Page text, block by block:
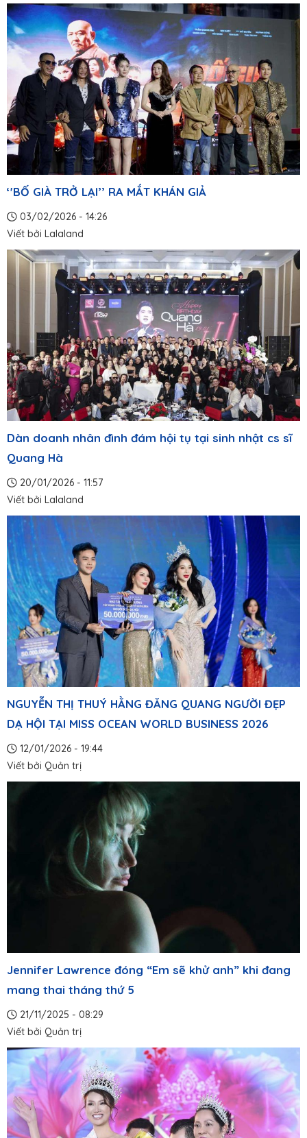
‘'BỐ GIÀ TRỞ LẠI’’ RA MẮT KHÁN GIẢ
03/02/2026 - 14:26
Viết bởi Lalaland
Dàn doanh nhân đình đám hội tụ tại sinh nhật cs sĩ
Quang Hà
20/01/2026 - 11:57
Viết bởi Lalaland
NGUYỄN THỊ THUÝ HẰNG ĐĂNG QUANG NGƯỜI ĐẸP
DẠ HỘI TẠI MISS OCEAN WORLD BUSINESS 2026
12/01/2026 - 19:44
Viết bởi Quản trị
Jennifer Lawrence đóng “Em sẽ khử anh” khi đang
mang thai tháng thứ 5
21/11/2025 - 08:29
Viết bởi Quản trị